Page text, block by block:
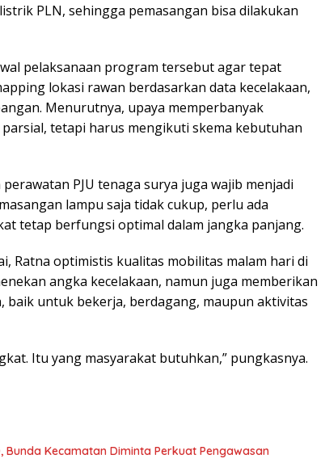
PLN, sehingga pemasangan bisa dilakukan
pelaksanaan program tersebut agar tepat
lokasi rawan berdasarkan data kecelakaan,
Menurutnya, upaya memperbanyak
tetapi harus mengikuti skema kebutuhan
PJU tenaga surya juga wajib menjadi
lampu saja tidak cukup, perlu ada
tetap berfungsi optimal dalam jangka panjang.
Ratna optimistis kualitas mobilitas malam hari di
angka kecelakaan, namun juga memberikan
baik untuk bekerja, berdagang, maupun aktivitas
Itu yang masyarakat butuhkan,” pungkasnya.
Bunda Kecamatan Diminta Perkuat Pengawasan